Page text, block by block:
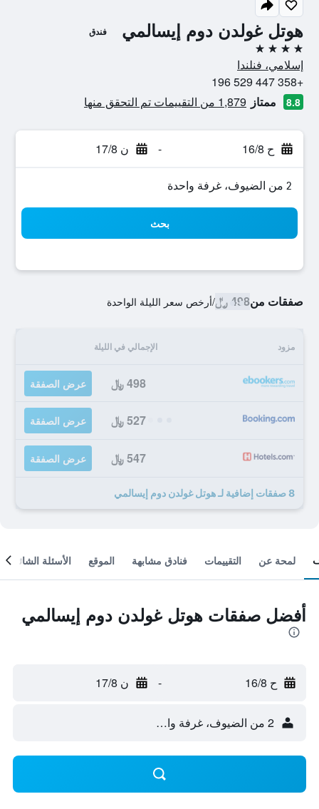
هوتل غولدن دوم إيسالمي فندق
4 نجوم
إسلامي، فنلندا
+358 447 529 196
8.8 ممتاز 1,879 من التقييمات تم التحقق منها
ح 16/8 - ن 17/8
2 من الضيوف، غرفة واحدة
بحث
صفقات من498 ﷼ /أرخص سعر الليلة الواحدة
مزود الإجمالي في الليلة
498 ﷼ عرض الصفقة
527 ﷼ عرض الصفقة
547 ﷼ عرض الصفقة
8 صفقات إضافية لـ هوتل غولدن دوم إيسالمي
لمحة عن التقييمات فنادق مشابهة الموقع الأسئلة الشائعة
أفضل صفقات هوتل غولدن دوم إيسالمي
ح 16/8 - ن 17/8
2 من الضيوف، غرفة واحدة